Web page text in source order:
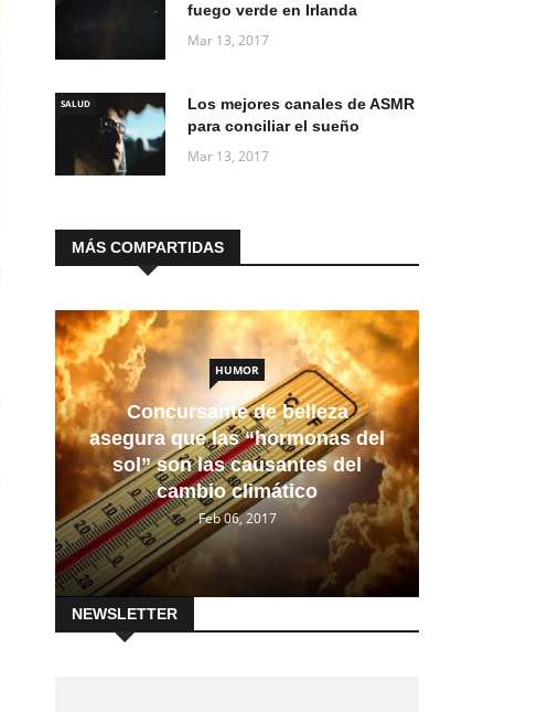
fuego verde en Irlanda
Mar 13, 2017
SALUD
Los mejores canales de ASMR
para conciliar el sueño
Mar 13, 2017
MÁS COMPARTIDAS
HUMOR
Concursante de belleza
asegura que las “hormonas del
sol” son las causantes del
cambio climático
Feb 06, 2017
NEWSLETTER